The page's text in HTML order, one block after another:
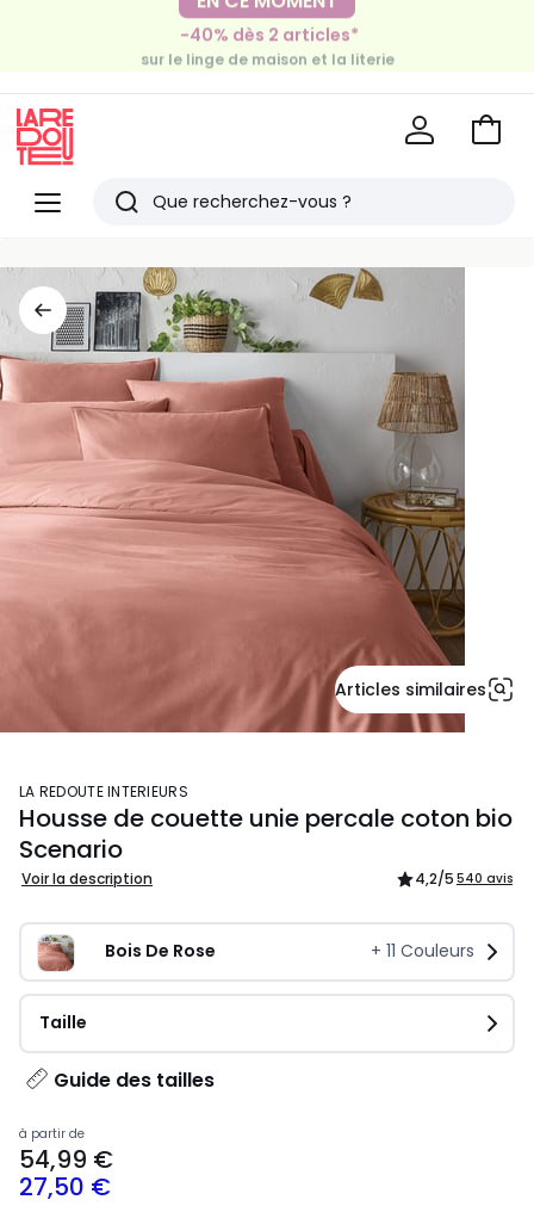
EN CE MOMENT
-30€ tous les 100€*
-40% dès 2 articles*
sur le linge de maison et la literie
Menu
Redoute
Rechercher
articles
vus
Voir
Articles similaires
LA REDOUTE INTERIEURS
Housse de couette unie percale coton bio
Scenario
Voir la description 4,2/5 540 avis
Bois De Rose + 11 Couleurs
Taille
Guide des tailles
à partir de
27,50 €
54,99 €